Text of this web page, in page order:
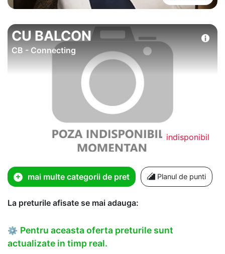
CU BALCON
CB - Connecting
indisponibil
mai multe categorii de pret Planul de punti
La preturile afisate se mai adauga:
⚙ Pentru aceasta oferta preturile sunt
actualizate in timp real.